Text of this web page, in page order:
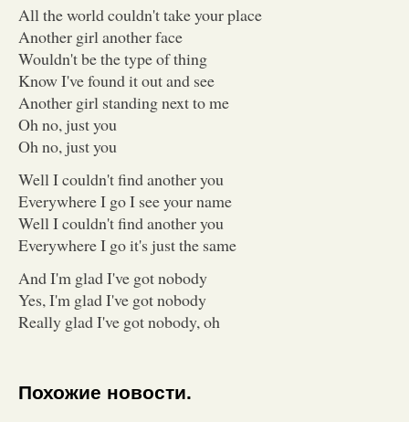
All the world couldn't take your place
Another girl another face
Wouldn't be the type of thing
Know I've found it out and see
Another girl standing next to me
Oh no, just you
Oh no, just you
Well I couldn't find another you
Everywhere I go I see your name
Well I couldn't find another you
Everywhere I go it's just the same
And I'm glad I've got nobody
Yes, I'm glad I've got nobody
Really glad I've got nobody, oh
Похожие новости.